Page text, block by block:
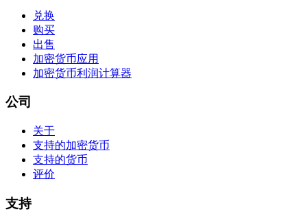
兑换
购买
出售
加密货币应用
加密货币利润计算器
公司
关于
支持的加密货币
支持的货币
评价
支持